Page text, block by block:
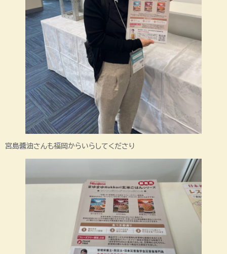
宮島醬油さんも福岡からいらしてくださり